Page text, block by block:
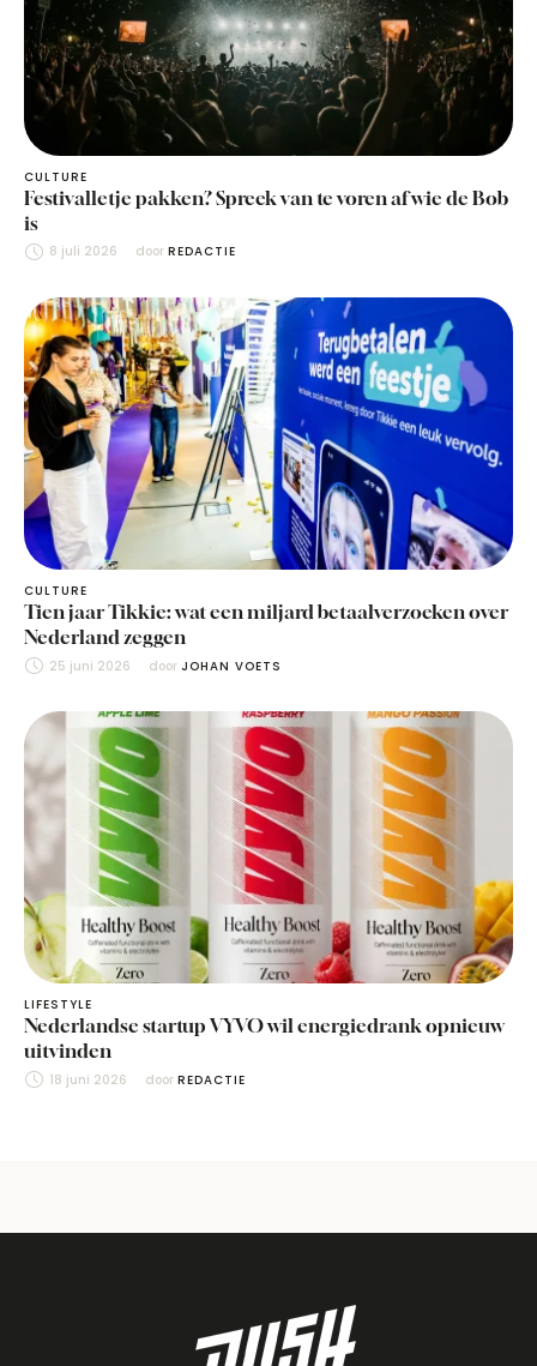
CULTURE
Festivalletje pakken? Spreek van te voren af wie de Bob
is
8 juli 2026 door REDACTIE
CULTURE
Tien jaar Tikkie: wat een miljard betaalverzoeken over
Nederland zeggen
25 juni 2026 door JOHAN VOETS
LIFESTYLE
Nederlandse startup VYVO wil energiedrank opnieuw
uitvinden
18 juni 2026 door REDACTIE